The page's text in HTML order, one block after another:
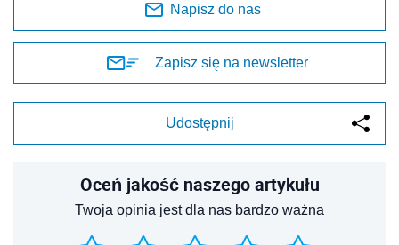
Napisz do nas
Zapisz się na newsletter
Udostępnij
Oceń jakość naszego artykułu
Twoja opinia jest dla nas bardzo ważna